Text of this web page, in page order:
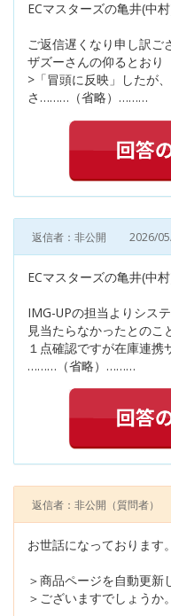
ECマスターズの亀井(中村
ご返信遅くなり申し訳ご
ザズーさんの仰るとおり
>「冒頭に反映」したが
さ………（省略）………
返信者：非公開 2026/
ECマスターズの亀井(中村
IMG-UPの担当よりシス
見当たらなかったとのこ
１点確認ですが在庫連携
………（省略）………
返信者：非公開 （質問者）
お世話になっております。
＞商品ページを自動更新
＞ございますでしょうか。